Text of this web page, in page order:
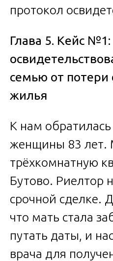
протокол
Глава 5. Кейс №1:
семью от потери
жилья
К нам
женщины 83 лет.
трёхкомнатную
Бутово. Риелтор
срочной сделке.
что мать стала
путать даты, и
врача для